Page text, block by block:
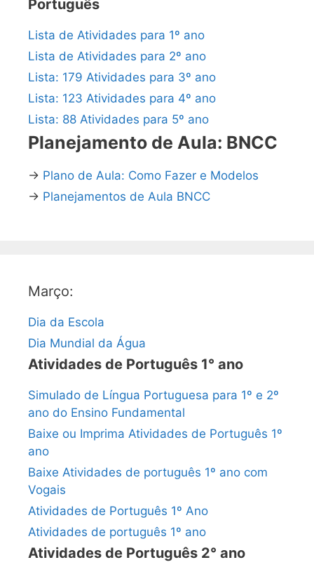
Português
Lista de Atividades para 1º ano
Lista de Atividades para 2º ano
Lista: 179 Atividades para 3º ano
Lista: 123 Atividades para 4º ano
Lista: 88 Atividades para 5º ano
Planejamento de Aula: BNCC
→ Plano de Aula: Como Fazer e Modelos
→ Planejamentos de Aula BNCC
Março:
Dia da Escola
Dia Mundial da Água
Atividades de Português 1° ano
Simulado de Língua Portuguesa para 1º e 2º
ano do Ensino Fundamental
Baixe ou Imprima Atividades de Português 1º
ano
Baixe Atividades de português 1º ano com
Vogais
Atividades de Português 1º Ano
Atividades de português 1º ano
Atividades de Português 2° ano